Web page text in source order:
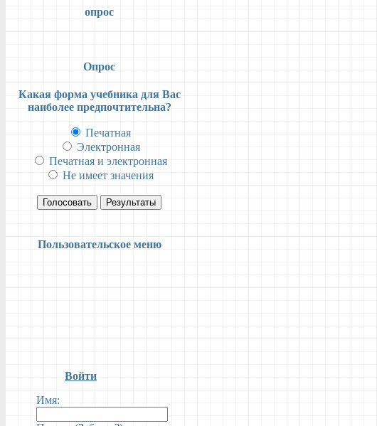
опрос
Опрос
Какая форма учебника для Вас
наиболее предпочтительна?
Печатная
Электронная
Печатная и электронная
Не имеет значения
Голосовать Результаты
Пользовательское меню
Войти
Имя: